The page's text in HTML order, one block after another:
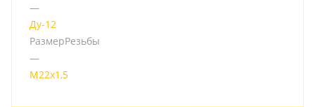
—
Ду-12
РазмерРезьбы
—
М22х1,5